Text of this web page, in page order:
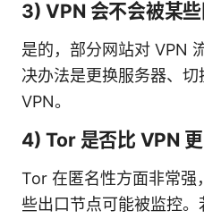
3) VPN 会不会被某些
是的，部分网站对 VPN
决办法是更换服务器、
VPN。
4) Tor 是否比 VPN 更
Tor 在匿名性方面非常强
些出口节点可能被监控